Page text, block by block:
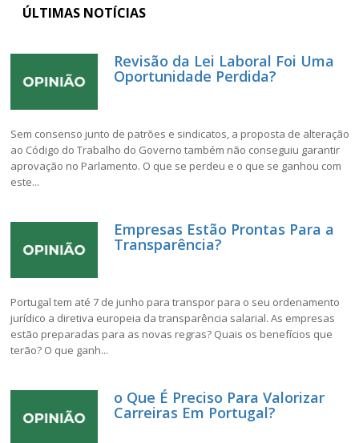
ÚLTIMAS NOTÍCIAS
Revisão da Lei Laboral Foi Uma
Oportunidade Perdida?
Sem consenso junto de patrões e sindicatos, a proposta de alteração
ao Código do Trabalho do Governo também não conseguiu garantir
aprovação no Parlamento. O que se perdeu e o que se ganhou com
este...
Empresas Estão Prontas Para a
Transparência?
Portugal tem até 7 de junho para transpor para o seu ordenamento
jurídico a diretiva europeia da transparência salarial. As empresas
estão preparadas para as novas regras? Quais os benefícios que
terão? O que ganh...
o Que É Preciso Para Valorizar
Carreiras Em Portugal?